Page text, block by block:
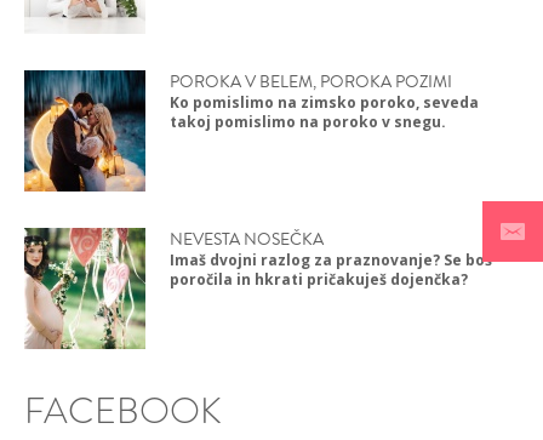
POROKA V BELEM, POROKA POZIMI
Ko pomislimo na zimsko poroko, seveda
takoj pomislimo na poroko v snegu.
NEVESTA NOSEČKA
Imaš dvojni razlog za praznovanje? Se boš
poročila in hkrati pričakuješ dojenčka?
FACEBOOK